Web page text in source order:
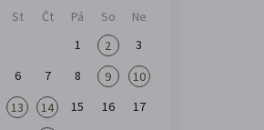
St Čt Pá So
Ne
1
2
3
6 7 8 9
10
13 14 15 16
17